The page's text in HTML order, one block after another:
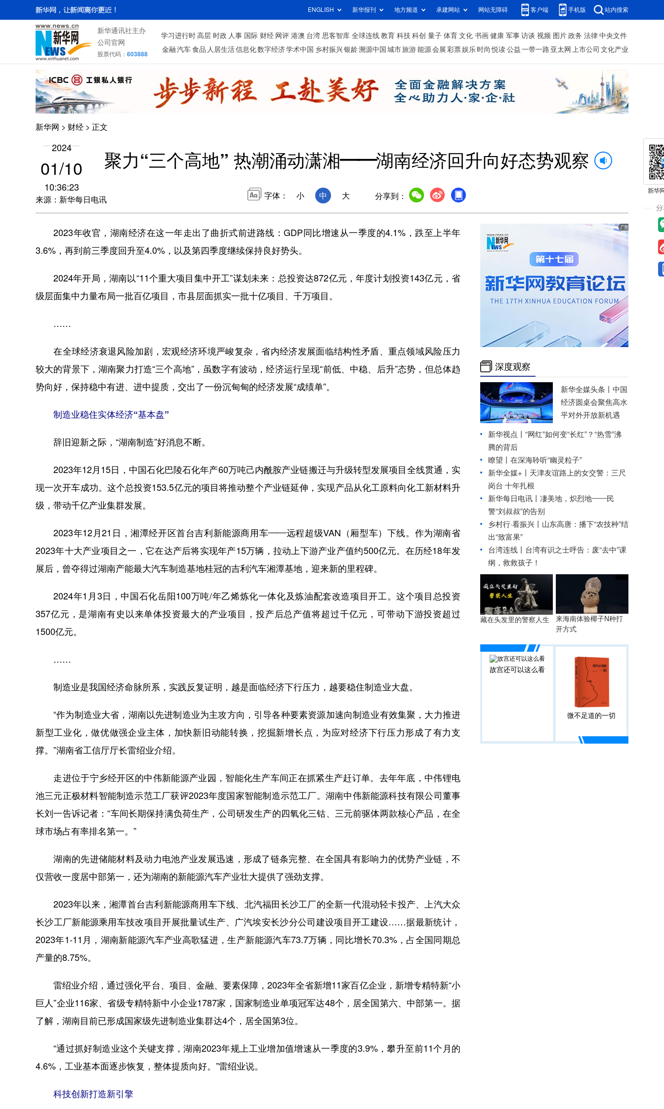
ENGLISH 新华报刊 地方频道 承建网站 网站无障碍 客户端 手机版 站内搜索
新华通讯社主办
公司官网
股票代码： 603888
学习进行时 高层 时政 人事 国际 财经 网评 港澳 台湾 思客智库 全球连线 教育 科技 科创 量子 体育 文化 书画 健康 军事 访谈 视频 图片 政务 法律 中央文件
金融 汽车 食品 人居生活信息化数字经济学术中国 乡村振兴银龄溯源中国 城市旅游 能源 会展 彩票娱乐 时尚 悦读 公益 一带一路 亚太网 上市公司 文化产业
新华网 > 财经 > 正文
2024
01/10
10:36:23
来源：新华每日电讯
聚力“三个高地” 热潮涌动潇湘——湖南经济回升向好态势观察
字体： 小 中 大 分享到：
2023年收官，湖南经济在这一年走出了曲折式前进路线：GDP同比增速从一季度的4.1%，跌至上半年
3.6%，再到前三季度回升至4.0%，以及第四季度继续保持良好势头。
2024年开局，湖南以“11个重大项目集中开工”谋划未来：总投资达872亿元，年度计划投资143亿元，省
级层面集中力量布局一批百亿项目，市县层面抓实一批十亿项目、千万项目。
在全球经济衰退风险加剧，宏观经济环境严峻复杂，省内经济发展面临结构性矛盾、重点领域风险压力
较大的背景下，湖南聚力打造“三个高地”，虽数字有波动，经济运行呈现“前低、中稳、后升”态势，但总体趋
势向好，保持稳中有进、进中提质，交出了一份沉甸甸的经济发展“成绩单”。
制造业稳住实体经济“基本盘”
辞旧迎新之际，“湖南制造”好消息不断。
2023年12月15日，中国石化巴陵石化年产60万吨己内酰胺产业链搬迁与升级转型发展项目全线贯通，实
现一次开车成功。这个总投资153.5亿元的项目将推动整个产业链延伸，实现产品从化工原料向化工新材料升
级，带动千亿产业集群发展。
2023年12月21日，湘潭经开区首台吉利新能源商用车——远程超级VAN（厢型车）下线。作为湖南省
2023年十大产业项目之一，它在达产后将实现年产15万辆，拉动上下游产业产值约500亿元。在历经18年发
展后，曾夺得过湖南产能最大汽车制造基地桂冠的吉利汽车湘潭基地，迎来新的里程碑。
2024年1月3日，中国石化岳阳100万吨/年乙烯炼化一体化及炼油配套改造项目开工。这个项目总投资
357亿元，是湖南有史以来单体投资最大的产业项目，投产后总产值将超过千亿元，可带动下游投资超过
1500亿元。
制造业是我国经济命脉所系，实践反复证明，越是面临经济下行压力，越要稳住制造业大盘。
“作为制造业大省，湖南以先进制造业为主攻方向，引导各种要素资源加速向制造业有效集聚，大力推进
新型工业化，做优做强企业主体，加快新旧动能转换，挖掘新增长点，为应对经济下行压力形成了有力支
撑。”湖南省工信厅厅长雷绍业介绍。
走进位于宁乡经开区的中伟新能源产业园，智能化生产车间正在抓紧生产赶订单。去年年底，中伟锂电
池三元正极材料智能制造示范工厂获评2023年度国家智能制造示范工厂。湖南中伟新能源科技有限公司董事
长刘一告诉记者：“车间长期保持满负荷生产，公司研发生产的四氧化三钴、三元前驱体两款核心产品，在全
球市场占有率排名第一。”
湖南的先进储能材料及动力电池产业发展迅速，形成了链条完整、在全国具有影响力的优势产业链，不
仅营收一度居中部第一，还为湖南的新能源汽车产业壮大提供了强劲支撑。
2023年以来，湘潭首台吉利新能源商用车下线、北汽福田长沙工厂的全新一代混动轻卡投产、上汽大众
长沙工厂新能源乘用车技改项目开展批量试生产、广汽埃安长沙分公司建设项目开工建设……据最新统计，
2023年1-11月，湖南新能源汽车产业高歌猛进，生产新能源汽车73.7万辆，同比增长70.3%，占全国同期总
产量的8.75%。
雷绍业介绍，通过强化平台、项目、金融、要素保障，2023年全省新增11家百亿企业，新增专精特新“小
巨人”企业116家、省级专精特新中小企业1787家，国家制造业单项冠军达48个，居全国第六、中部第一。据
了解，湖南目前已形成国家级先进制造业集群达4个，居全国第3位。
“通过抓好制造业这个关键支撑，湖南2023年规上工业增加值增速从一季度的3.9%，攀升至前11个月的
4.6%，工业基本面逐步恢复，整体提质向好。”雷绍业说。
科技创新打造新引擎
深度观察
新华全媒头条丨 中国
经济圆桌会聚焦高水
平对外开放新机遇
新华视点丨 “网红”如何变“长红”？“热雪”沸
腾的背后
瞭望丨 在深海聆听“幽灵粒子”
新华全媒+丨 天津友谊路上的女交警：三尺
岗台 十年扎根
新华每日电讯丨 凄美地，炽烈地——民
警“刘叔叔”的告别
乡村行·看振兴丨 山东高唐：播下“农技种”结
出“致富果”
台湾连线丨 台湾有识之士呼告：废“去中”课
纲，救救孩子！
藏在头发里的警察人生
来海南体验椰子N种打
开方式
故宫还可以这么看
微不足道的一切